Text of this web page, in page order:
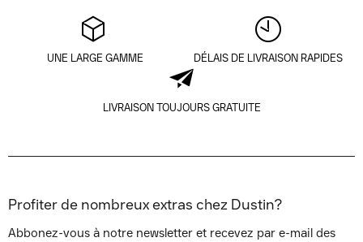
UNE LARGE GAMME DÉLAIS DE LIVRAISON RAPIDES
LIVRAISON TOUJOURS GRATUITE
Profiter de nombreux extras chez Dustin?
Abbonez-vous à notre newsletter et recevez par e-mail des